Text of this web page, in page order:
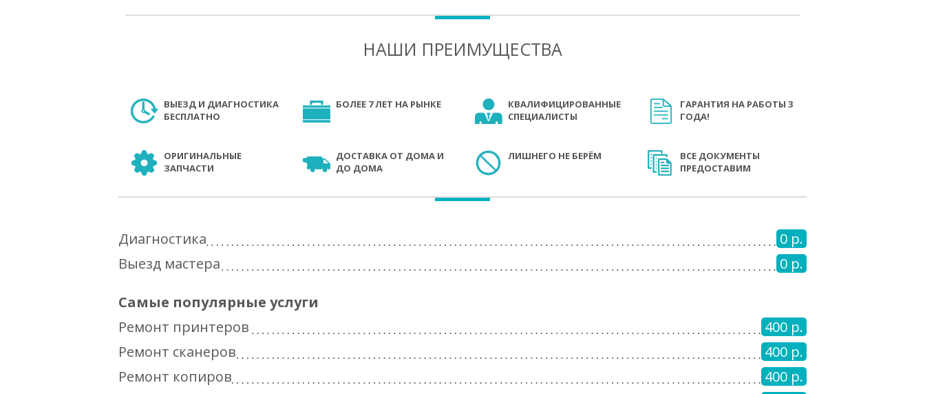
НАШИ ПРЕИМУЩЕСТВА
ВЫЕЗД И ДИАГНОСТИКА
БЕСПЛАТНО
БОЛЕЕ 7 ЛЕТ НА РЫНКЕ
КВАЛИФИЦИРОВАННЫЕ
СПЕЦИАЛИСТЫ
ГАРАНТИЯ НА РАБОТЫ 3
ГОДА!
ОРИГИНАЛЬНЫЕ
ЗАПЧАСТИ
ДОСТАВКА ОТ ДОМА И
ДО ДОМА
ЛИШНЕГО НЕ БЕРЁМ
ВСЕ ДОКУМЕНТЫ
ПРЕДОСТАВИМ
Диагностика
0 р.
Выезд мастера
0 р.
Самые популярные услуги
Ремонт принтеров
400 р.
Ремонт сканеров
400 р.
Ремонт копиров
400 р.